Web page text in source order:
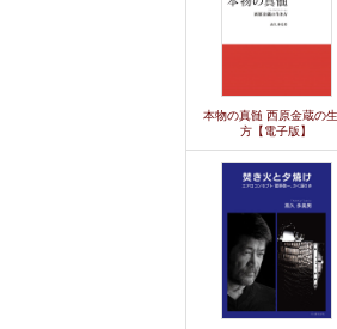
本物の真髄 西原金蔵の
方【電子版】